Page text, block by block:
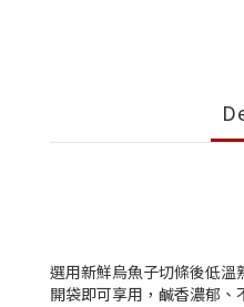
選用新鮮烏魚子切條後低溫
開袋即可享用，鹹香濃郁、